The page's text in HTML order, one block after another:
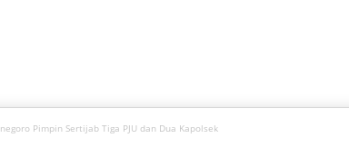
Pimpin Sertijab Tiga PJU dan Dua Kapolsek